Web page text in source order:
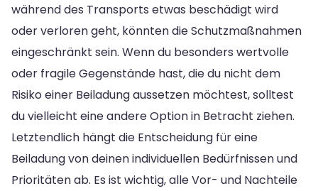
während des Transports etwas beschädigt wird
oder verloren geht, könnten die Schutzmaßnahmen
eingeschränkt sein. Wenn du besonders wertvolle
oder fragile Gegenstände hast, die du nicht dem
Risiko einer Beiladung aussetzen möchtest, solltest
du vielleicht eine andere Option in Betracht ziehen.
Letztendlich hängt die Entscheidung für eine
Beiladung von deinen individuellen Bedürfnissen und
Prioritäten ab. Es ist wichtig, alle Vor- und Nachteile